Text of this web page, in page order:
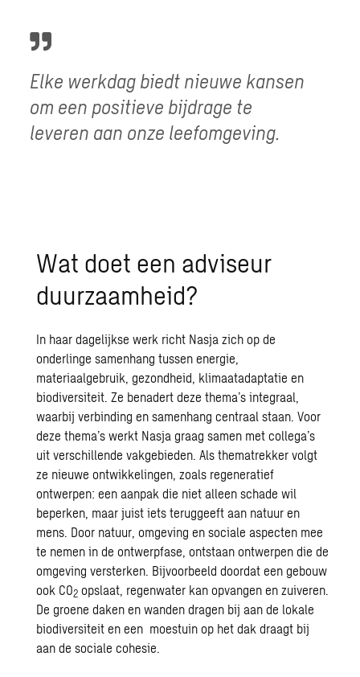
Elke werkdag biedt nieuwe kansen
om een positieve bijdrage te
leveren aan onze leefomgeving.
Wat doet een adviseur
duurzaamheid?
In haar dagelijkse werk richt Nasja zich op de
onderlinge samenhang tussen energie,
materiaalgebruik, gezondheid, klimaatadaptatie en
biodiversiteit. Ze benadert deze thema’s integraal,
waarbij verbinding en samenhang centraal staan. Voor
deze thema’s werkt Nasja graag samen met collega’s
uit verschillende vakgebieden. Als thematrekker volgt
ze nieuwe ontwikkelingen, zoals regeneratief
ontwerpen: een aanpak die niet alleen schade wil
beperken, maar juist iets teruggeeft aan natuur en
mens. Door natuur, omgeving en sociale aspecten mee
te nemen in de ontwerpfase, ontstaan ontwerpen die de
omgeving versterken. Bijvoorbeeld doordat een gebouw
ook CO2 opslaat, regenwater kan opvangen en zuiveren.
De groene daken en wanden dragen bij aan de lokale
biodiversiteit en een moestuin op het dak draagt bij
aan de sociale cohesie.